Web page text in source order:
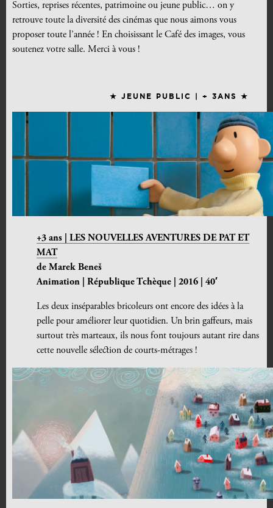
Sorties, reprises récentes, patrimoine ou jeune public… on y
retrouve toute la diversité des cinémas que nous aimons vous
proposer toute l’année ! En choisissant le Café des images, vous
soutenez votre salle. Merci à vous !
★ JEUNE PUBLIC | + 3ANS ★
+3 ans | LES NOUVELLES AVENTURES DE PAT ET
MAT
de Marek Beneš
Animation | République Tchèque | 2016 | 40′
Les deux inséparables bricoleurs ont encore des idées à la
pelle pour améliorer leur quotidien. Un brin gaffeurs, mais
surtout très marteaux, ils nous font toujours autant rire dans
cette nouvelle sélection de courts-métrages !